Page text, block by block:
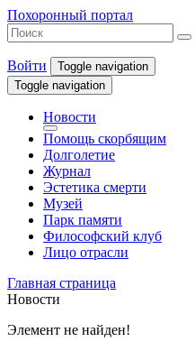
Похоронный портал
Войти
Toggle navigation
Toggle navigation
Новости
Помощь скорбящим
Долголетие
Журнал
Эстетика смерти
Музей
Парк памяти
Философский клуб
Лицо отрасли
Главная страница
Новости
Элемент не найден!